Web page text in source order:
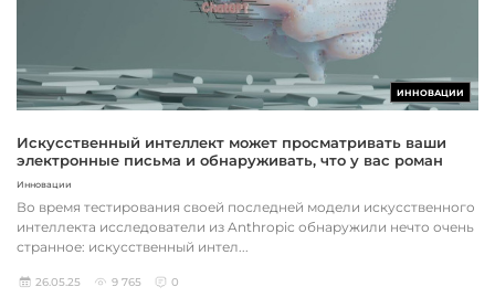
ИННОВАЦИИ
Искусственный интеллект может просматривать ваши
электронные письма и обнаруживать, что у вас роман
Инновации
Во время тестирования своей последней модели искусственного
интеллекта исследователи из Anthropic обнаружили нечто очень
странное: искусственный интел...
26.05.25 9 765 0